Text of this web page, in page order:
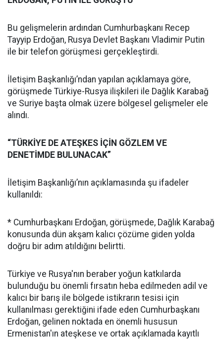
Bu gelişmelerin ardından Cumhurbaşkanı Recep
Tayyip Erdoğan, Rusya Devlet Başkanı Vladimir Putin
ile bir telefon görüşmesi gerçekleştirdi.
İletişim Başkanlığı’ndan yapılan açıklamaya göre,
görüşmede Türkiye-Rusya ilişkileri ile Dağlık Karabağ
ve Suriye başta olmak üzere bölgesel gelişmeler ele
alındı.
“TÜRKİYE DE ATEŞKES İÇİN GÖZLEM VE
DENETİMDE BULUNACAK”
İletişim Başkanlığı’nın açıklamasında şu ifadeler
kullanıldı:
* Cumhurbaşkanı Erdoğan, görüşmede, Dağlık Karabağ
konusunda dün akşam kalıcı çözüme giden yolda
doğru bir adım atıldığını belirtti.
Türkiye ve Rusya'nın beraber yoğun katkılarda
bulunduğu bu önemli fırsatın heba edilmeden adil ve
kalıcı bir barış ile bölgede istikrarın tesisi için
kullanılması gerektiğini ifade eden Cumhurbaşkanı
Erdoğan, gelinen noktada en önemli hususun
Ermenistan'ın ateşkese ve ortak açıklamada kayıtlı